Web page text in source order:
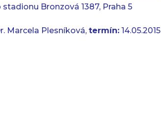
Bronzová 1387, Praha 5
Marcela Plesníková, termín:14.05.2015